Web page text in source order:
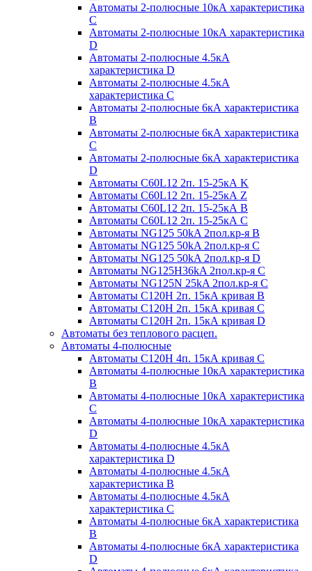
Автоматы 2-полюсные 10кА характеристика
C
Автоматы 2-полюсные 10кА характеристика
D
Автоматы 2-полюсные 4.5кА
характеристика D
Автоматы 2-полюсные 4.5кА
характеристика С
Автоматы 2-полюсные 6кА характеристика
B
Автоматы 2-полюсные 6кА характеристика
C
Автоматы 2-полюсные 6кА характеристика
D
Автоматы C60L12 2п. 15-25кА K
Автоматы C60L12 2п. 15-25кА Z
Автоматы C60L12 2п. 15-25кА B
Автоматы C60L12 2п. 15-25кА C
Автоматы NG125 50kA 2пол.кр-я B
Автоматы NG125 50kA 2пол.кр-я C
Автоматы NG125 50kA 2пол.кр-я D
Автоматы NG125H36kA 2пол.кр-я C
Автоматы NG125N 25kA 2пол.кр-я C
Автоматы С120H 2п. 15кА кривая B
Автоматы С120H 2п. 15кА кривая C
Автоматы С120H 2п. 15кА кривая D
Автоматы без теплового расцеп.
Автоматы 4-полюсные
Автоматы С120H 4п. 15кА кривая C
Автоматы 4-полюсные 10кА характеристика
B
Автоматы 4-полюсные 10кА характеристика
C
Автоматы 4-полюсные 10кА характеристика
D
Автоматы 4-полюсные 4.5кА
характеристика D
Автоматы 4-полюсные 4.5кА
характеристика В
Автоматы 4-полюсные 4.5кА
характеристика С
Автоматы 4-полюсные 6кА характеристика
B
Автоматы 4-полюсные 6кА характеристика
D